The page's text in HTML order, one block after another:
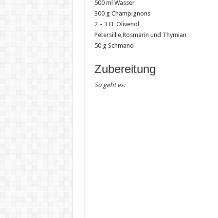
500 ml Wasser
300 g Champignons
2 – 3 EL Olivenöl
Petersiilie,Rosmarin und Thymian
50 g Schmand
Zubereitung
So geht es: